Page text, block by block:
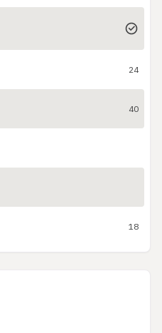
24
40
18